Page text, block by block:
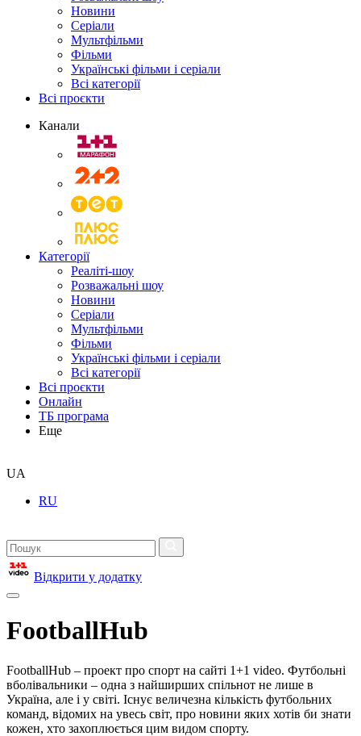
Новини
Серіали
Мультфільми
Фільми
Українські фільми і серіали
Всі категорії
Всі проєкти
Канали
Категорії
Реаліті-шоу
Розважальні шоу
Новини
Серіали
Мультфільми
Фільми
Українські фільми і серіали
Всі категорії
Всі проєкти
Онлайн
ТБ програма
Еще
UA
RU
Відкрити у додатку
FootballHub
FootballHub – проект про спорт на сайті 1+1 video. Футбольні
вболівальники – одна з найширших спільнот не лише в
Україна, але і у світі. Існує величезна кількість футбольних
команд, відомих на увесь світ, про новини яких хотів би знати
кожен, хто захоплюється цим видом спорту.